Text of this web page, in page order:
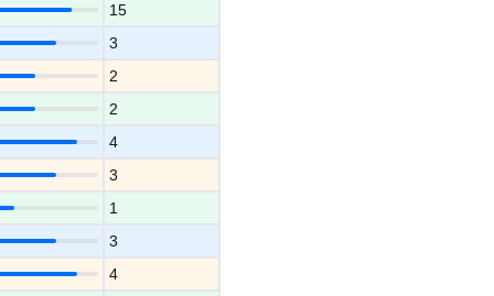
15
3
2
2
4
3
1
3
4